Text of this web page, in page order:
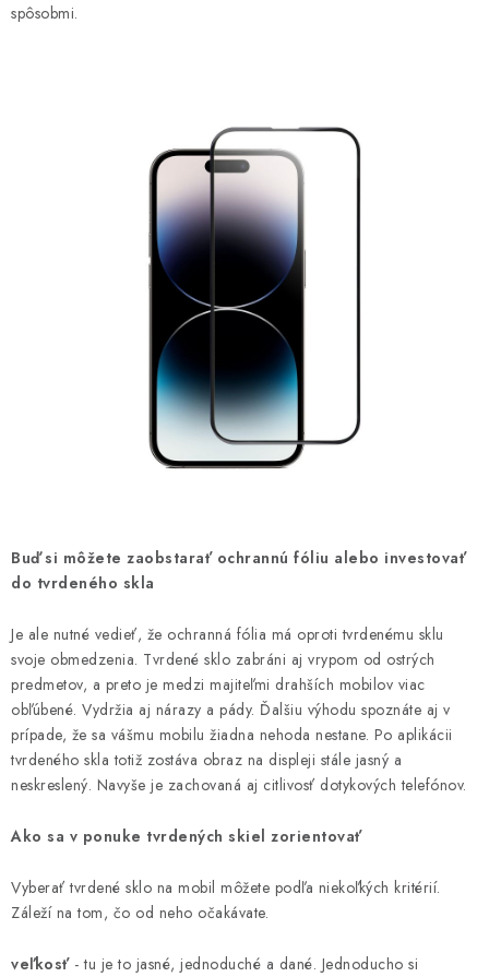
EXKLUZÍVNE ZNAČKY
TIPY NA DARČEKY
PAMÄŤOVÉ KARTY A DISKY
NÁRADIE A NÁHRADNÉ DIELY
PRÍSLUŠENSTVO K NOTEBOOKOM A PC
MULTIMÉDIÁ
OSTATNÉ PRÍSLUŠENSTVO
VÝPREDAJ
Doprava a platba Ako nakupovať
Obchodné podmienky
spôsobmi.
Buď si môžete zaobstarať ochrannú fóliu alebo investovať
do tvrdeného skla
Je ale nutné vedieť, že ochranná fólia má oproti tvrdenému sklu
svoje obmedzenia. Tvrdené sklo zabráni aj vrypom od ostrých
predmetov, a preto je medzi majiteľmi drahších mobilov viac
obľúbené. Vydržia aj nárazy a pády. Ďalšiu výhodu spoznáte aj v
prípade, že sa vášmu mobilu žiadna nehoda nestane. Po aplikácii
tvrdeného skla totiž zostáva obraz na displeji stále jasný a
neskreslený. Navyše je zachovaná aj citlivosť dotykových telefónov.
Ako sa v ponuke tvrdených skiel zorientovať
Vyberať tvrdené sklo na mobil môžete podľa niekoľkých kritérií.
Záleží na tom, čo od neho očakávate.
veľkosť- tu je to jasné, jednoduché a dané. Jednoducho si